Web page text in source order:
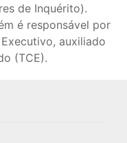
de Inquérito).
é responsável por
auxiliado
(TCE).